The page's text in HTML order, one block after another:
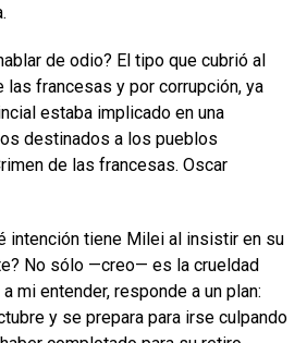
de odio? El tipo que cubrió al
las francesas y por corrupción, ya
estaba implicado en una
destinados a los pueblos
de las francesas. Oscar
intención tiene Milei al insistir en su
No sólo —creo— es la crueldad
mi entender, responde a un plan:
y se prepara para irse culpando